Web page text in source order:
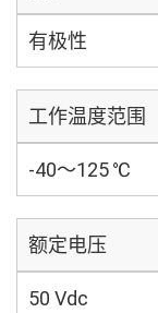
有极性
工作温度范围
-40～125 ℃
额定电压
50 Vdc